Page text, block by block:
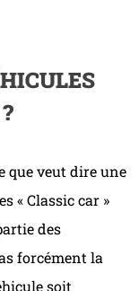
que veut dire une
« Classic car »
des
forcément la
soit